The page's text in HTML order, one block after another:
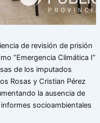
de revisión de prisión
“Emergencia Climática I”
de los imputados
Rosas y Cristian Pérez
la ausencia de
socioambientales